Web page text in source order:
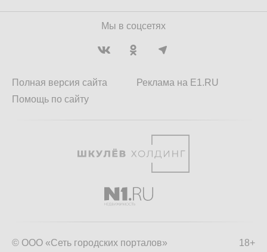
Мы в соцсетях
Полная версия сайта
Помощь по сайту
Реклама на E1.RU
18+
© ООО «Сеть городских порталов»